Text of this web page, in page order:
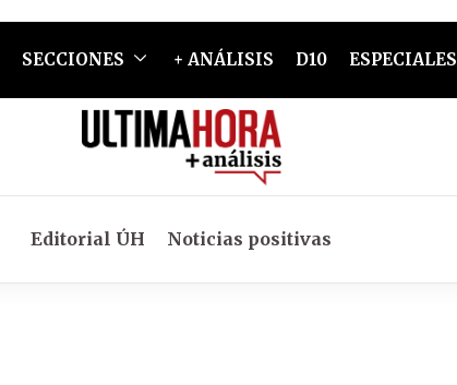
SECCIONES + ANÁLISIS D10 ESPECIALES
Editorial ÚH Noticias positivas